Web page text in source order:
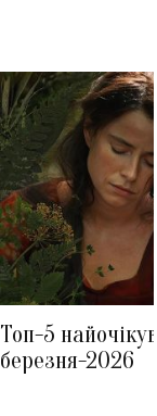
Топ-5
березня-2026